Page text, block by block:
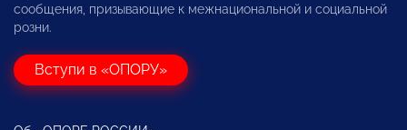
сообщения, призывающие к межнациональной и социальной
розни.
Вступи в «ОПОРУ»